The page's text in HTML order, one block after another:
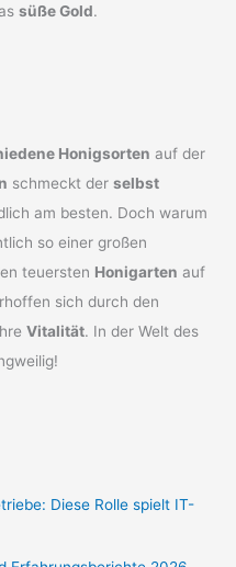
süße Gold.
Honigsorten auf der
schmeckt derselbst
am besten. Doch warum
so einer großen
teuersten Honigarten auf
sich durch den
Vitalität. In der Welt des
Diese Rolle spielt IT-